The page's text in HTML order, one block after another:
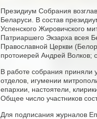
Президиум Собрания
Беларуси. В состав
Успенского Жировичского
Патриаршего Экзарха всея
Православной Церкви
протоиерей Андрей Волков;
В работе собрания приняли
отделов, игумении
епархии, настоятели,
Общее число участников
Для подписания журналов